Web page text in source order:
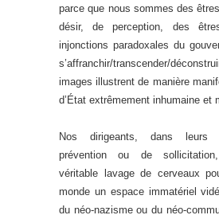
parce que nous sommes des
désir, de perception, des
injonctions paradoxales du
s’affranchir/transcender/
images illustrent de manière
d’État extrêmement inhumaine et
Nos dirigeants, dans leurs
prévention ou de
véritable lavage de cerveaux
monde un espace immatériel
du néo-nazisme ou du néo-